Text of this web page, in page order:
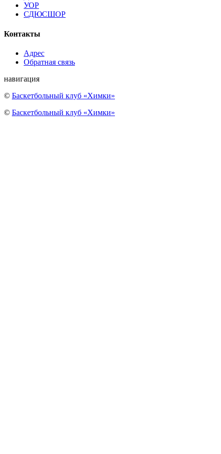
УОР
СДЮСШОР
Контакты
Адрес
Обратная связь
навигация
© Баскетбольный клуб «Химки»
© Баскетбольный клуб «Химки»